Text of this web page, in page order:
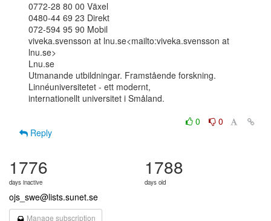
0772-28 80 00 Växel
0480-44 69 23 Direkt
072-594 95 90 Mobil
viveka.svensson at lnu.se<mailto:viveka.svensson at
lnu.se>
Lnu.se
Utmanande utbildningar. Framstående forskning.
Linnéuniversitetet - ett modernt,
internationellt universitet i Småland.
0
0
Reply
1776
days inactive
1788
days old
ojs_swe@lists.sunet.se
Manage subscription